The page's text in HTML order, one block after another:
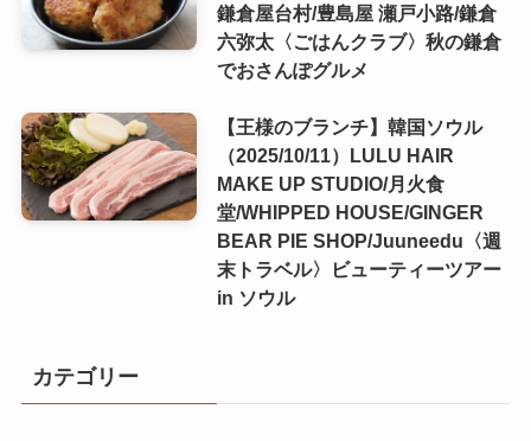
鎌倉屋台村/豊島屋 瀬戸小路/鎌倉
六弥太〈ごはんクラブ〉秋の鎌倉
でおさんぽグルメ
【王様のブランチ】韓国ソウル
（2025/10/11）LULU HAIR
MAKE UP STUDIO/月火食
堂/WHIPPED HOUSE/GINGER
BEAR PIE SHOP/Juuneedu〈週
末トラベル〉ビューティーツアー
in ソウル
カテゴリー